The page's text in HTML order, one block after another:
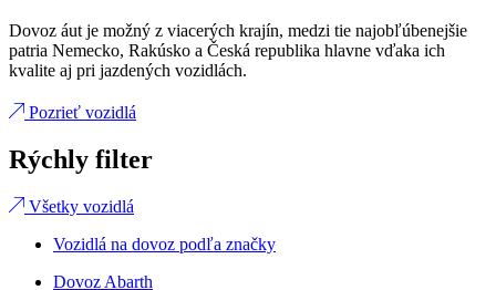
Dovoz áut je možný z viacerých krajín, medzi tie najobľúbenejšie
patria Nemecko, Rakúsko a Česká republika hlavne vďaka ich
kvalite aj pri jazdených vozidlách.
Pozrieť vozidlá
Rýchly filter
Všetky vozidlá
Vozidlá na dovoz podľa značky
Dovoz Abarth